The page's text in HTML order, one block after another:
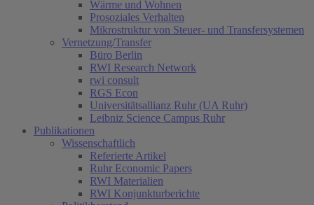
Wärme und Wohnen
Prosoziales Verhalten
Mikrostruktur von Steuer- und Transfersystemen
Vernetzung/Transfer
Büro Berlin
RWI Research Network
rwi consult
RGS Econ
Universitätsallianz Ruhr (UA Ruhr)
Leibniz Science Campus Ruhr
Publikationen
Wissenschaftlich
Referierte Artikel
Ruhr Economic Papers
RWI Materialien
RWI Konjunkturberichte